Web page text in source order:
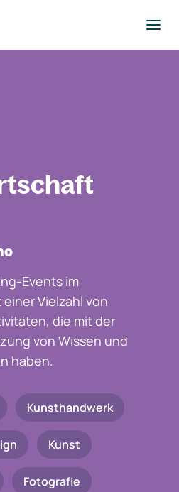
Events im
Vielzahl von
die mit der
von Wissen und
haben.
Kunsthandwerk
Kunst
Fotografie